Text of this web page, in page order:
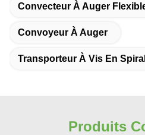
Convecteur À Auger
Convoyeur À Auger
Transporteur À Vis En
Produits